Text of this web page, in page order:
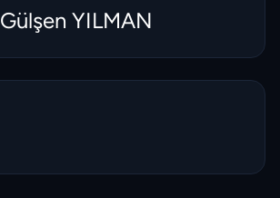
Gülşen YILMAN